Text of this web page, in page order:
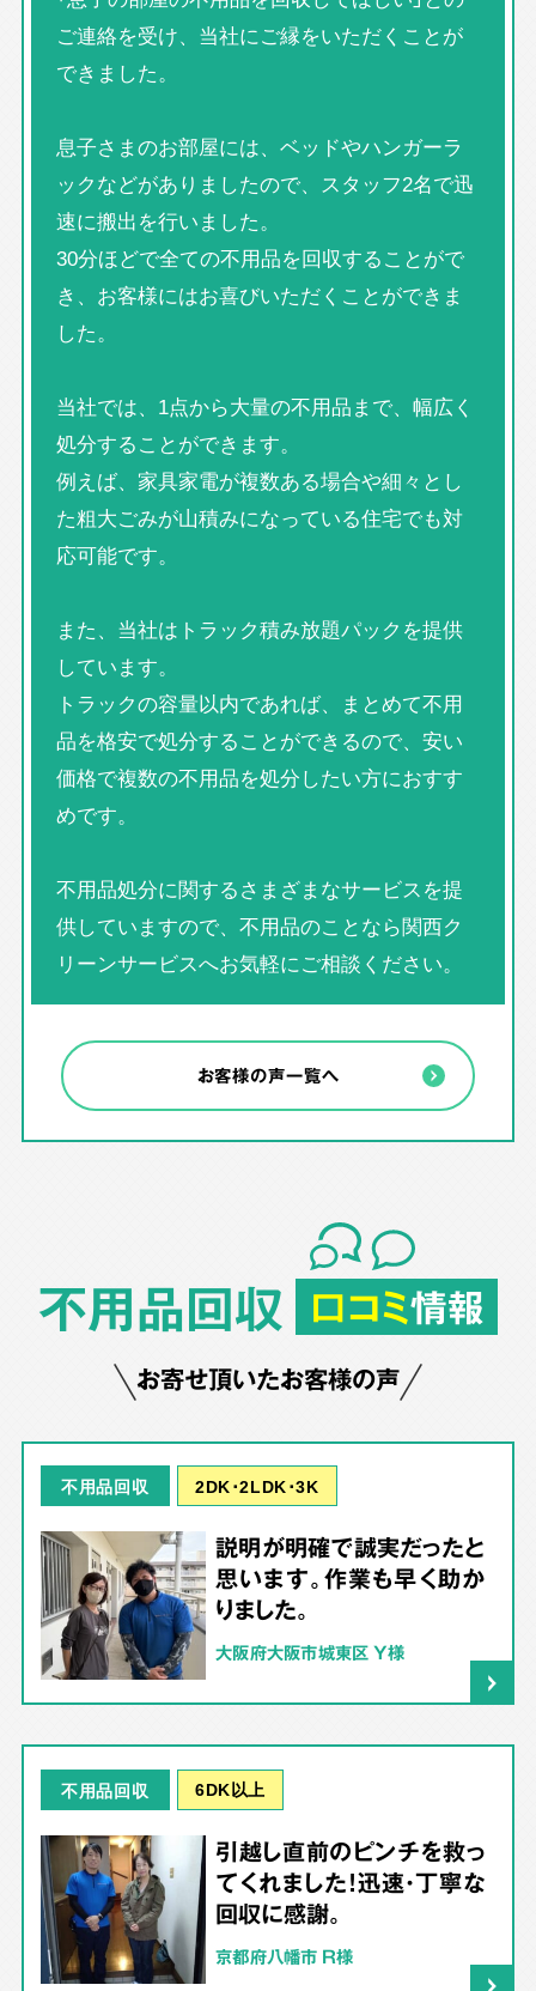
ご連絡を受け、当社にご縁をいただくことが
できました。
息子さまのお部屋には、ベッドやハンガーラ
ックなどがありましたので、スタッフ2名で迅
速に搬出を行いました。
30分ほどで全ての不用品を回収することがで
き、お客様にはお喜びいただくことができま
した。
当社では、1点から大量の不用品まで、幅広く
処分することができます。
例えば、家具家電が複数ある場合や細々とし
た粗大ごみが山積みになっている住宅でも対
応可能です。
また、当社はトラック積み放題パックを提供
しています。
トラックの容量以内であれば、まとめて不用
品を格安で処分することができるので、安い
価格で複数の不用品を処分したい方におすす
めです。
不用品処分に関するさまざまなサービスを提
供していますので、不用品のことなら関西ク
リーンサービスへお気軽にご相談ください。
お客様の声一覧へ
不用品回収 口コミ情報
お寄せ頂いたお客様の声
不用品回収 2DK･2LDK･3K
説明が明確で誠実だったと
思います。作業も早く助か
りました。
大阪府大阪市城東区 Y様
不用品回収 6DK以上
引越し直前のピンチを救っ
てくれました！迅速・丁寧な
回収に感謝。
京都府八幡市 R様